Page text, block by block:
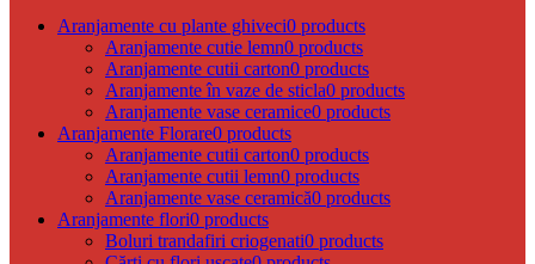
Aranjamente cu plante ghiveci0 products
Aranjamente cutie lemn0 products
Aranjamente cutii carton0 products
Aranjamente în vaze de sticla0 products
Aranjamente vase ceramice0 products
Aranjamente Florare0 products
Aranjamente cutii carton0 products
Aranjamente cutii lemn0 products
Aranjamente vase ceramică0 products
Aranjamente flori0 products
Boluri trandafiri criogenati0 products